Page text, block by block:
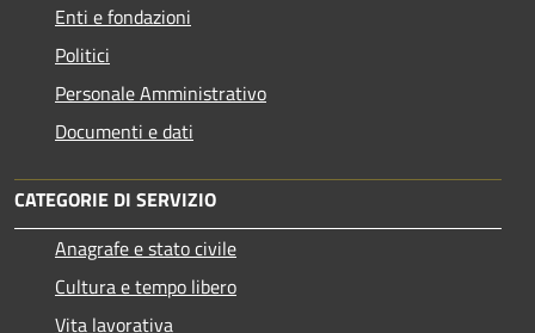
Enti e fondazioni
Politici
Personale Amministrativo
Documenti e dati
CATEGORIE DI SERVIZIO
Anagrafe e stato civile
Cultura e tempo libero
Vita lavorativa